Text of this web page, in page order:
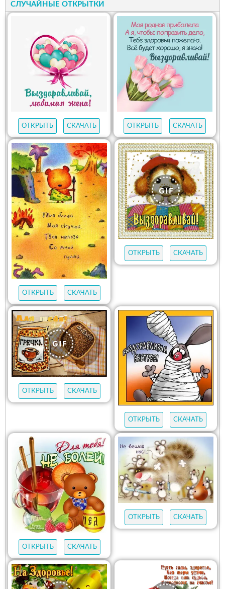
СЛУЧАЙНЫЕ ОТКРЫТКИ
ОТКРЫТЬ СКАЧАТЬ ОТКРЫТЬ СКАЧАТЬ
ОТКРЫТЬ СКАЧАТЬ
ОТКРЫТЬ СКАЧАТЬ
ОТКРЫТЬ СКАЧАТЬ
ОТКРЫТЬ СКАЧАТЬ
ОТКРЫТЬ СКАЧАТЬ
ОТКРЫТЬ СКАЧАТЬ